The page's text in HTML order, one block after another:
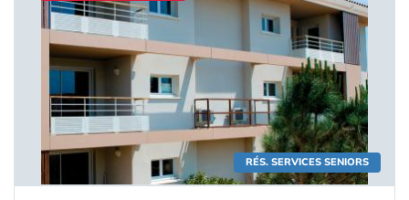
RÉS. SERVICES SENIORS